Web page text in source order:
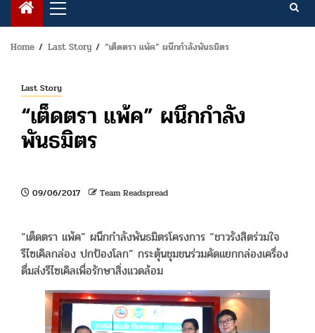
Primary
Menu
Home Last Story “เต็ดตรา แพ้ค” ผนึกกำลังพันธมิตร
Last Story
“เต็ดตรา แพ้ค” ผนึกกำลัง
พันธมิตร
09/06/2017 Team Readspread
“เต็ดตรา แพ้ค” ผนึกกำลังพันธมิตรโครงการ “ชาวรังสิตร่วมใจ
รีไซเคิลกล่อง ปกป้องโลก” กระตุ้นชุมชนร่วมคัดแยกกล่องเครื่อง
ดื่มส่งรีไซเคิลเพื่อรักษาสิ่งแวดล้อม